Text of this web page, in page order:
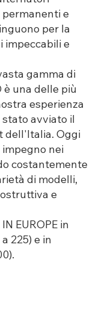
e
per la
impeccabili e
gamma di
è una delle più
esperienza
stato avviato il
dell'Italia. Oggi
nei
costantemente
di modelli,
e
EUROPE in
225) e in